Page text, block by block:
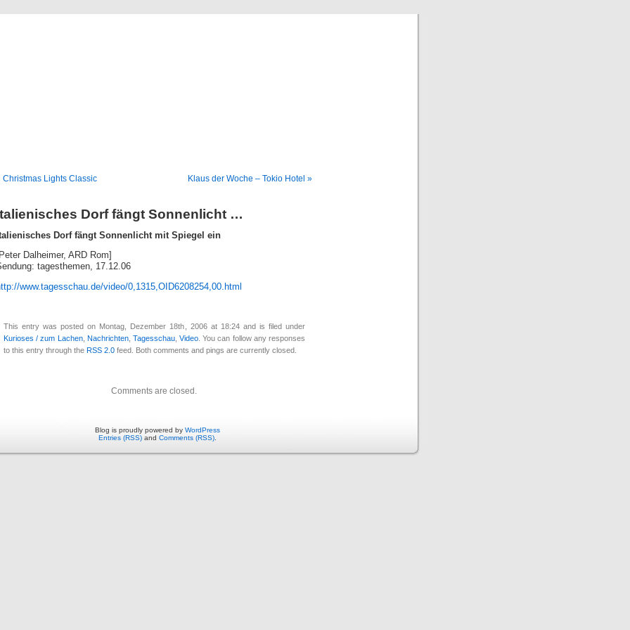
Christmas Lights Classic Klaus der Woche – Tokio Hotel »
Dorf fängt Sonnenlicht …
Dorf fängt Sonnenlicht mit Spiegel ein
Dalheimer, ARD Rom]
tagesthemen, 17.12.06
www.tagesschau.de/video/0,1315,OID6208254,00.html
This entry was posted on Montag, Dezember 18th, 2006 at 18:24 and is filed under
Kurioses / zum Lachen, Nachrichten, Tagesschau,Video . You can follow any responses
to this entry through the RSS 2.0 feed. Both comments and pings are currently closed.
Comments are closed.
Blog is proudly powered by WordPress
Entries (RSS) and Comments (RSS)